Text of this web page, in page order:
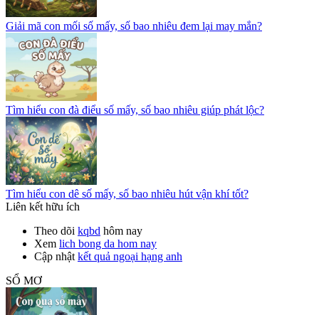
Giải mã con mối số mấy, số bao nhiêu đem lại may mắn?
Tìm hiểu con đà điểu số mấy, số bao nhiêu giúp phát lộc?
Tìm hiểu con dê số mấy, số bao nhiêu hút vận khí tốt?
Liên kết hữu ích
Theo dõi kqbd hôm nay
Xem lich bong da hom nay
Cập nhật kết quả ngoại hạng anh
SỔ MƠ